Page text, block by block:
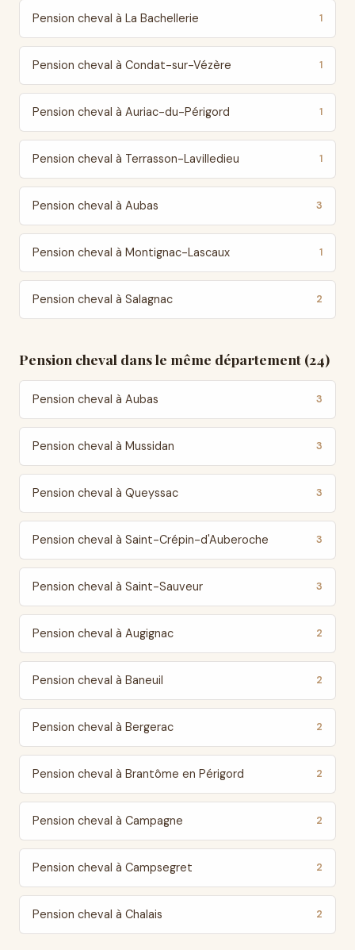
Pension cheval à La Bachellerie 1
Pension cheval à Condat-sur-Vézère 1
Pension cheval à Auriac-du-Périgord 1
Pension cheval à Terrasson-Lavilledieu 1
Pension cheval à Aubas 3
Pension cheval à Montignac-Lascaux 1
Pension cheval à Salagnac 2
Pension cheval dans le même département (24)
Pension cheval à Aubas 3
Pension cheval à Mussidan 3
Pension cheval à Queyssac 3
Pension cheval à Saint-Crépin-d'Auberoche 3
Pension cheval à Saint-Sauveur 3
Pension cheval à Augignac 2
Pension cheval à Baneuil 2
Pension cheval à Bergerac 2
Pension cheval à Brantôme en Périgord 2
Pension cheval à Campagne 2
Pension cheval à Campsegret 2
Pension cheval à Chalais 2